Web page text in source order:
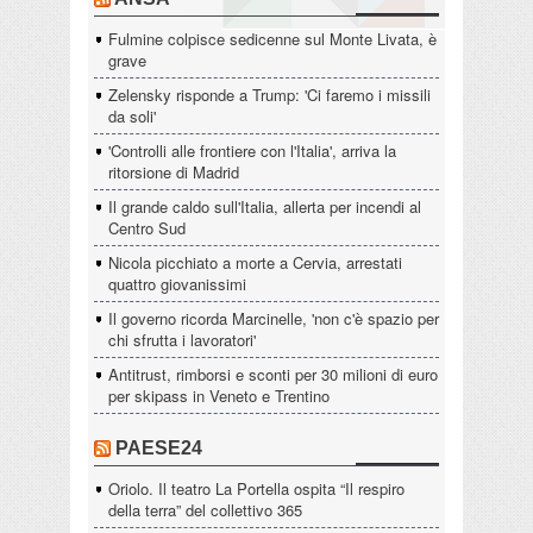
Fulmine colpisce sedicenne sul Monte Livata, è
grave
Zelensky risponde a Trump: 'Ci faremo i missili
da soli'
'Controlli alle frontiere con l'Italia', arriva la
ritorsione di Madrid
Il grande caldo sull'Italia, allerta per incendi al
Centro Sud
Nicola picchiato a morte a Cervia, arrestati
quattro giovanissimi
Il governo ricorda Marcinelle, 'non c'è spazio per
chi sfrutta i lavoratori'
Antitrust, rimborsi e sconti per 30 milioni di euro
per skipass in Veneto e Trentino
PAESE24
Oriolo. Il teatro La Portella ospita “Il respiro
della terra” del collettivo 365